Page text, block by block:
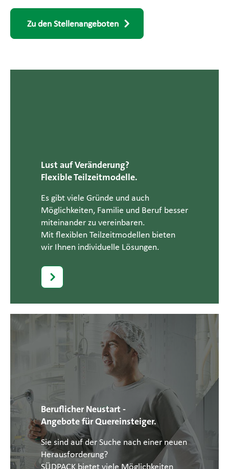
Zu den Stellenangeboten
Lust auf Veränderung?
Flexible Teilzeitmodelle.
Es gibt viele Gründe und auch
Möglichkeiten, Familie und Beruf besser
miteinander zu vereinbaren.
Mit flexiblen Teilzeitmodellen bieten
wir Ihnen individuelle Lösungen.
Beruflicher Neustart -
Angebote für Quereinsteiger.
Sie sind auf der Suche nach einer neuen
Herausforderung?
SÜDPACK bietet viele Möglichkeiten